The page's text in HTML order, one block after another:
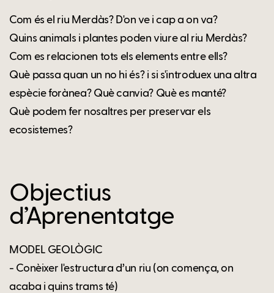
Com és el riu Merdàs? D'on ve i cap a on va?
Quins animals i plantes poden viure al riu Merdàs?
Com es relacionen tots els elements entre ells?
Què passa quan un no hi és? i si s'introduex una altra
espècie forànea? Què canvia? Què es manté?
Què podem fer nosaltres per preservar els
ecosistemes?
Objectius
d’Aprenentatge
MODEL GEOLÒGIC
- Conèixer l'estructura d’un riu (on comença, on
acaba i quins trams té)